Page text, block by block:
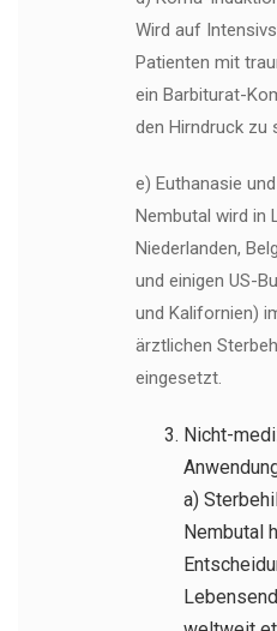
Wird auf
Patienten mit
ein Barbiturat-
den Hirndruck zu
e) Euthanasie
Nembutal wird in
Niederlanden,
und einigen US-
und Kalifornien)
ärztlichen
eingesetzt.
Nicht-
a)
Nembutal